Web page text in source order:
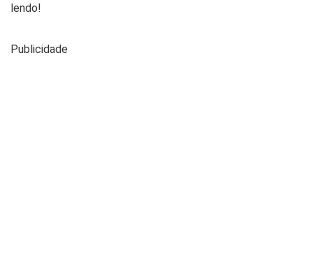
lendo!
Publicidade